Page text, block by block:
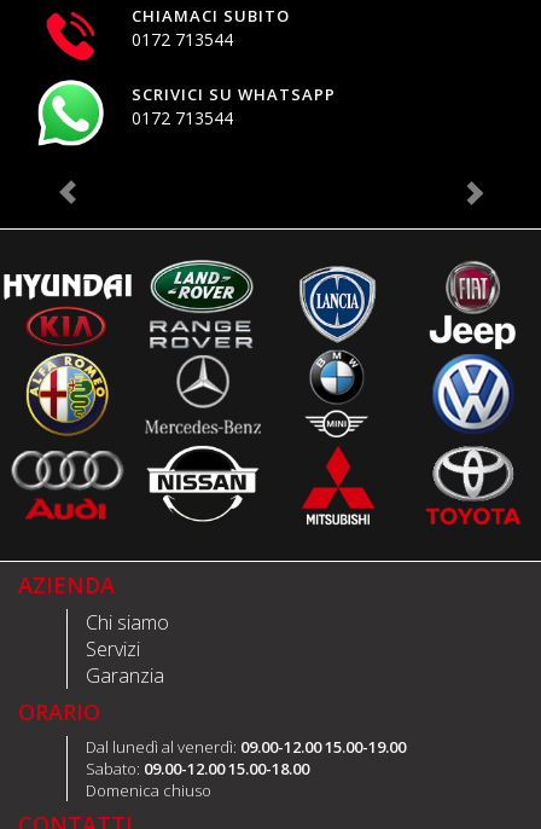
CHIAMACI SUBITO
0172 713544
SCRIVICI SU WHATSAPP
0172 713544
AZIENDA
Chi siamo
Servizi
Garanzia
ORARIO
Dal lunedì al venerdì: 09.00-12.00 15.00-19.00
Sabato: 09.00-12.00 15.00-18.00
Domenica chiuso